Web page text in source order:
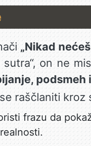
„Nikad
sutra“, on ne
podsmeh
raščlaniti kroz
frazu da